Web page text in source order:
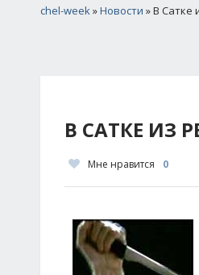
chel-week»Новости » В Сатке
В САТКЕ ИЗ
Мне нравится 0